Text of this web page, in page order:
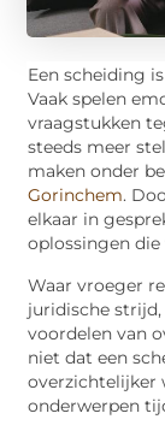
Een scheiding
Vaak spelen
vraagstukken
steeds meer
maken onder
Gorinchem.
elkaar in
oplossingen
Waar vroeger
juridische
voordelen van
niet dat een
overzichtelijker
onderwerpen